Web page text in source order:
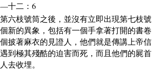
十二：6
六枝號筒之後，並沒有立即出現第七枝號
新的異象，包括有一個手拿著打開的書卷
披著麻衣的見證人，他們就是傳講上帝信
到極其殘酷的迫害而死，而且他們的屍首
去收埋。